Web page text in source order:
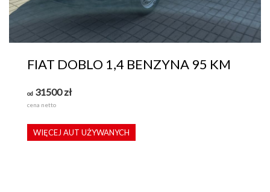
FIAT DOBLO 1,4 BENZYNA 95 KM
od 31500zł
cena netto
WIĘCEJ AUT UŻYWANYCH